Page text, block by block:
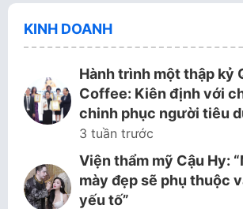
KINH DOANH
Hành trình một thập kỷ
Coffee: Kiên định với
chinh phục người tiêu
3 tuần trước
Viện thẩm mỹ Cậu Hy:
mày đẹp sẽ phụ thuộc
yếu tố”